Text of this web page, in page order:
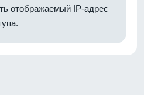
отображаемый IP-адрес